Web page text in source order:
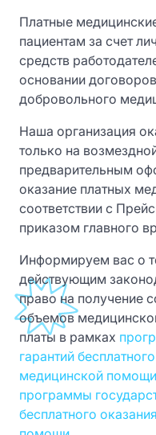
Платные
пациентам за счет
средств
основании
добровольного
Наша организация
только на
предварительным
оказание платных
соответствии с
приказом главного
Информируем вас о
действующим
право на получение
объемов
платы в рамках
гарантий
медицинской помощи
программы
бесплатного